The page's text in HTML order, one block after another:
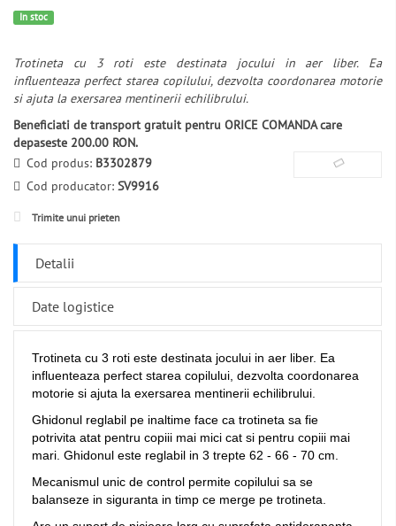
In stoc
Trotineta cu 3 roti este destinata jocului in aer liber. Ea
influenteaza perfect starea copilului, dezvolta coordonarea motorie
si ajuta la exersarea mentinerii echilibrului.
Beneficiati de transport gratuit pentru ORICE COMANDA care
depaseste 200.00 RON.
Cod produs: B3302879
Cod producator: SV9916
Trimite unui prieten
Detalii
Date logistice
Trotineta cu 3 roti este destinata jocului in aer liber. Ea
influenteaza perfect starea copilului, dezvolta coordonarea
motorie si ajuta la exersarea mentinerii echilibrului.
Ghidonul reglabil pe inaltime face ca trotineta sa fie
potrivita atat pentru copiii mai mici cat si pentru copiii mai
mari. Ghidonul este reglabil in 3 trepte 62 - 66 - 70 cm.
Mecanismul unic de control permite copilului sa se
balanseze in siguranta in timp ce merge pe trotineta.